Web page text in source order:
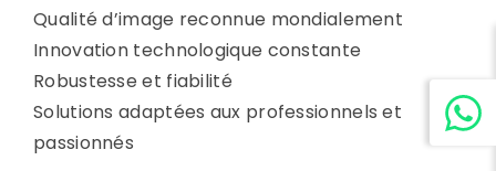
Qualité d’image reconnue mondialement
Innovation technologique constante
Robustesse et fiabilité
Solutions adaptées aux professionnels et
passionnés